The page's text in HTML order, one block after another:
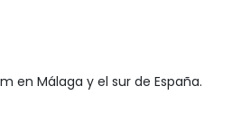
en Málaga y el sur de España.